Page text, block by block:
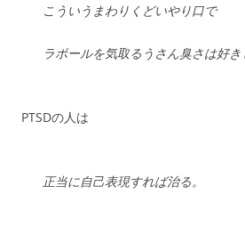
こういうまわりくどいやり口で
ラポールを気取るうさん臭さは好き
PTSDの人は
正当に自己表現すれば治る。